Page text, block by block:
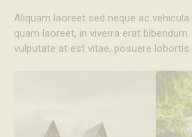
Aliquam laoreet sed neque ac
quam laoreet, in viverra erat
vulputate at est vitae, posuere lobortis